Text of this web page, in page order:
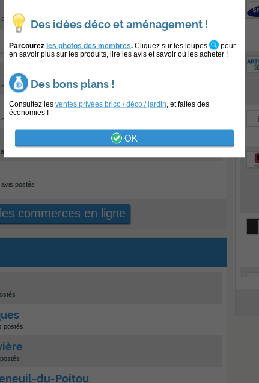
avis postés
avis postés
avis postés
avis postés
postés
avis postés
commerces en ligne
postés
du-Poitou
Des idées déco et aménagement !
Parcourez les photos des membres. Cliquez sur les loupes
pour
en savoir plus sur les produits, lire les avis et savoir où les acheter !
Des bons plans !
Consultez les ventes privées brico / déco / jardin , et faites des
économies !
OK